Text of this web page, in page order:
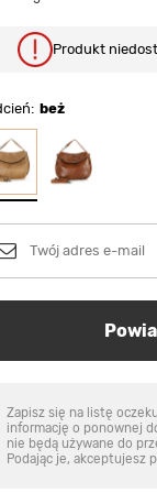
Produkt
beż
Zapisz się na listę
informację o ponownej
nie będą używane do
Podając je, akceptujesz